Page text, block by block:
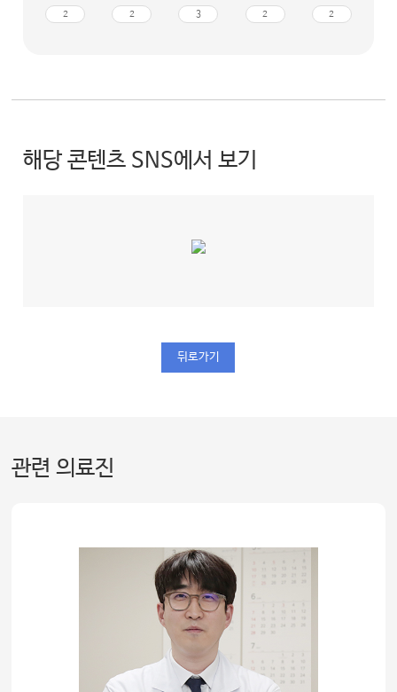
2 2 3 2 2
해당 콘텐츠 SNS에서 보기
뒤로가기
관련 의료진